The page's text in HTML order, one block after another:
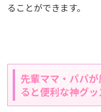
ることができます。
先輩ママ・パパ
ると便利な神グ